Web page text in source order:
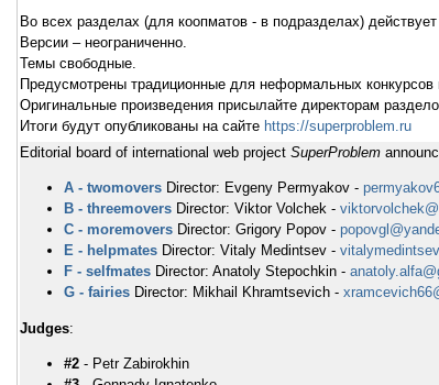
Во всех разделах (для коопматов - в подразделах)
Версии – неограниченно.
Темы свободные.
Предусмотрены традиционные для неформальных конкурсов
Оригинальные произведения присылайте директорам
Итоги будут опубликованы на сайте https://superproblem.ru
Editorial board of international web project SuperProblem
A - twomovers Director: Evgeny Permyakov -
B - threemovers Director: Viktor Volchek -
C - moremovers Director: Grigory Popov -
E - helpmates Director: Vitaly Medintsev -
F - selfmates Director: Anatoly Stepochkin -
G - fairies Director: Mikhail Khramtsevich -
Judges:
#2 - Petr Zabirokhin